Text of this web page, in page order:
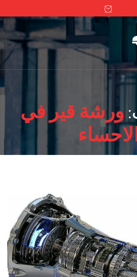
ورشة قير في